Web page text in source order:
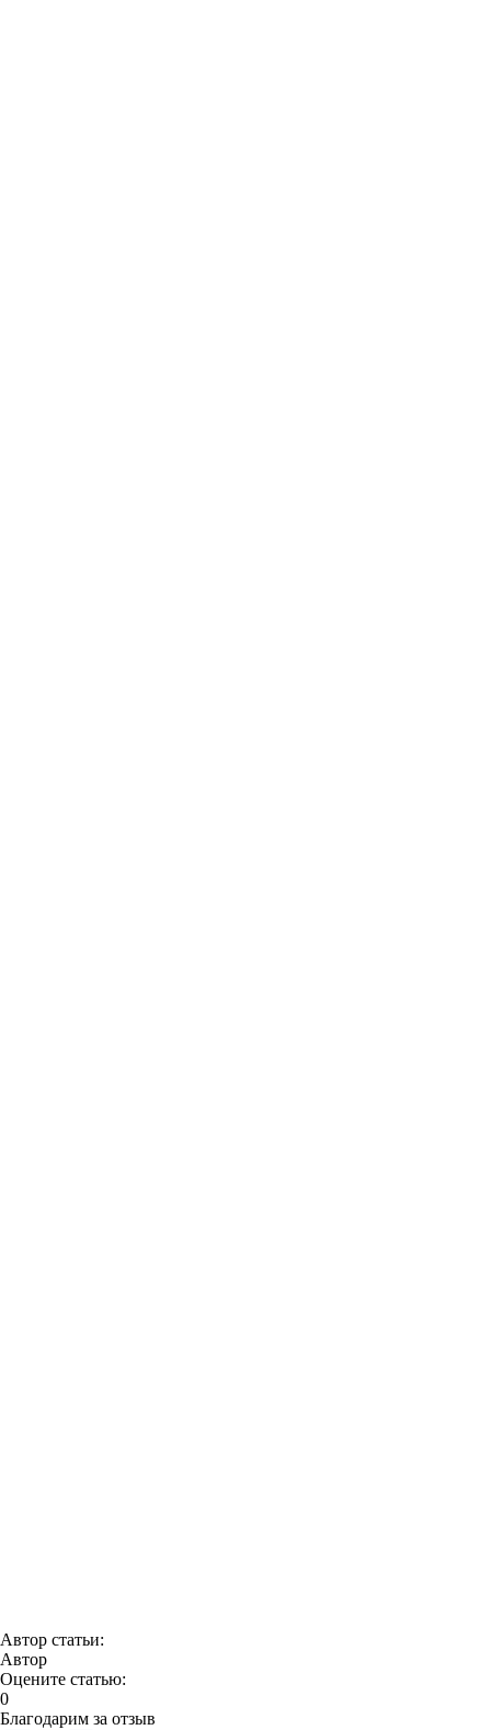
Автор статьи:
Автор
Оцените статью:
0
Благодарим за отзыв